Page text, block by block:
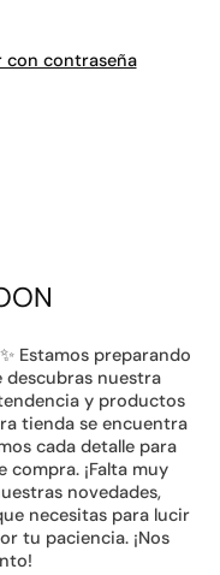
con contraseña
Estamos preparando
nuestra
y productos
tienda se encuentra
cada detalle para
¡Falta muy
novedades,
necesitas para lucir
tu paciencia. ¡Nos